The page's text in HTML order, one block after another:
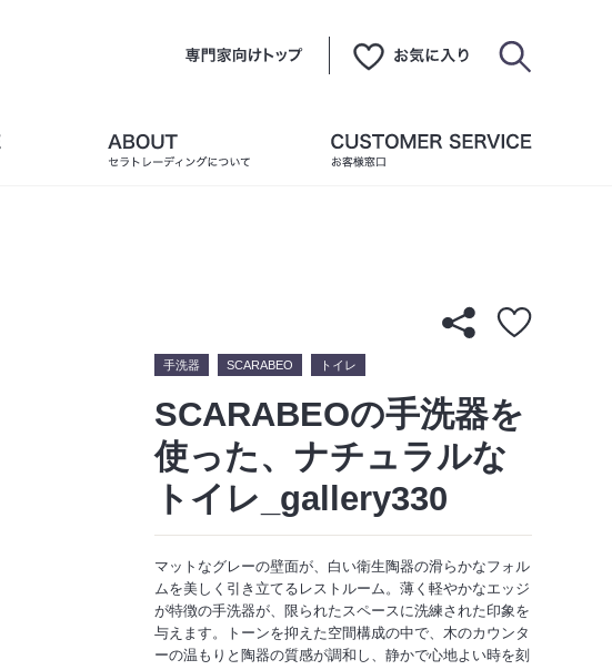
手洗器 SCARABEO トイレ
SCARABEOの手洗器を
使った、ナチュラルな
トイレ_gallery330
マットなグレーの壁面が、白い衛生陶器の滑らかなフォル
ムを美しく引き立てるレストルーム。薄く軽やかなエッジ
が特徴の手洗器が、限られたスペースに洗練された印象を
与えます。トーンを抑えた空間構成の中で、木のカウンタ
ーの温もりと陶器の質感が調和し、静かで心地よい時を刻